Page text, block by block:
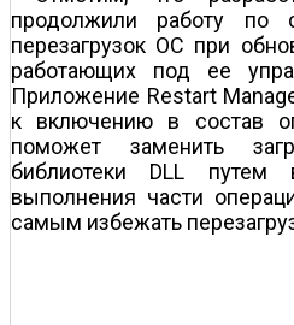
продолжили работу по
перезагрузок ОС при
работающих под ее
Приложение Restart
к включению в состав
поможет заменить
библиотеки DLL путем
выполнения части
самым избежать